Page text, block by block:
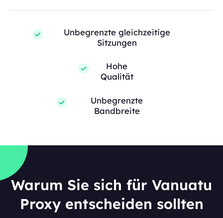
Unbegrenzte gleichzeitige
Sitzungen
Hohe
Qualität
Unbegrenzte
Bandbreite
Warum Sie sich für Vanuatu
Proxy entscheiden sollten